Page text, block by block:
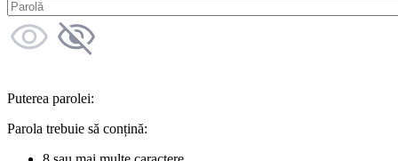
Puterea parolei:
Parola trebuie să conțină: